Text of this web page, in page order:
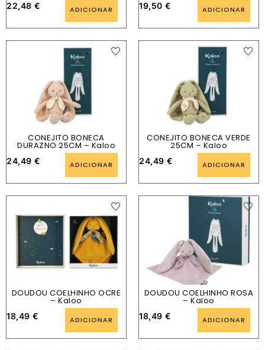
22,48 € ADICIONAR 19,50 € ADICIONAR
CONEJITO BONECA
DURAZNO 25CM – Kaloo
24,49 € ADICIONAR
CONEJITO BONECA VERDE
25CM – Kaloo
24,49 € ADICIONAR
DOUDOU COELHINHO OCRE
– Kaloo
18,49 € ADICIONAR
DOUDOU COELHINHO ROSA
– Kaloo
18,49 € ADICIONAR